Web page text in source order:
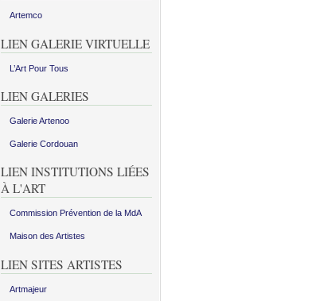
Artemco
LIEN GALERIE VIRTUELLE
L’Art Pour Tous
LIEN GALERIES
Galerie Artenoo
Galerie Cordouan
LIEN INSTITUTIONS LIÉES
À L'ART
Commission Prévention de la MdA
Maison des Artistes
LIEN SITES ARTISTES
Artmajeur